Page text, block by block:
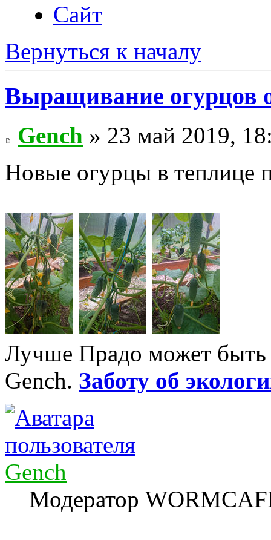
Сайт
Вернуться к началу
Выращивание огурцов
Gench » 23 май 2019,
Новые огурцы в теплице
Лучше Прадо может
Gench. Заботу об
Gench
Модератор